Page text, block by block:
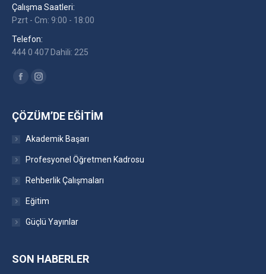
Çalışma Saatleri:
Pzrt - Cm: 9:00 - 18:00
Telefon:
444 0 407 Dahili: 225
Find us on:
FacebookInstagram
ÇÖZÜM’DE EĞITIM
Akademik Başarı
Profesyonel Öğretmen Kadrosu
Rehberlik Çalışmaları
Eğitim
Güçlü Yayınlar
SON HABERLER